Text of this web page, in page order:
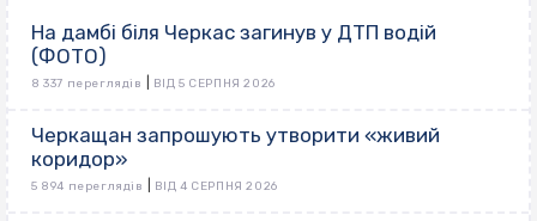
На дамбі біля Черкас загинув у ДТП водій
(ФОТО)
8 337 переглядів ВІД 5 СЕРПНЯ 2026
Черкащан запрошують утворити «живий
коридор»
5 894 переглядів ВІД 4 СЕРПНЯ 2026